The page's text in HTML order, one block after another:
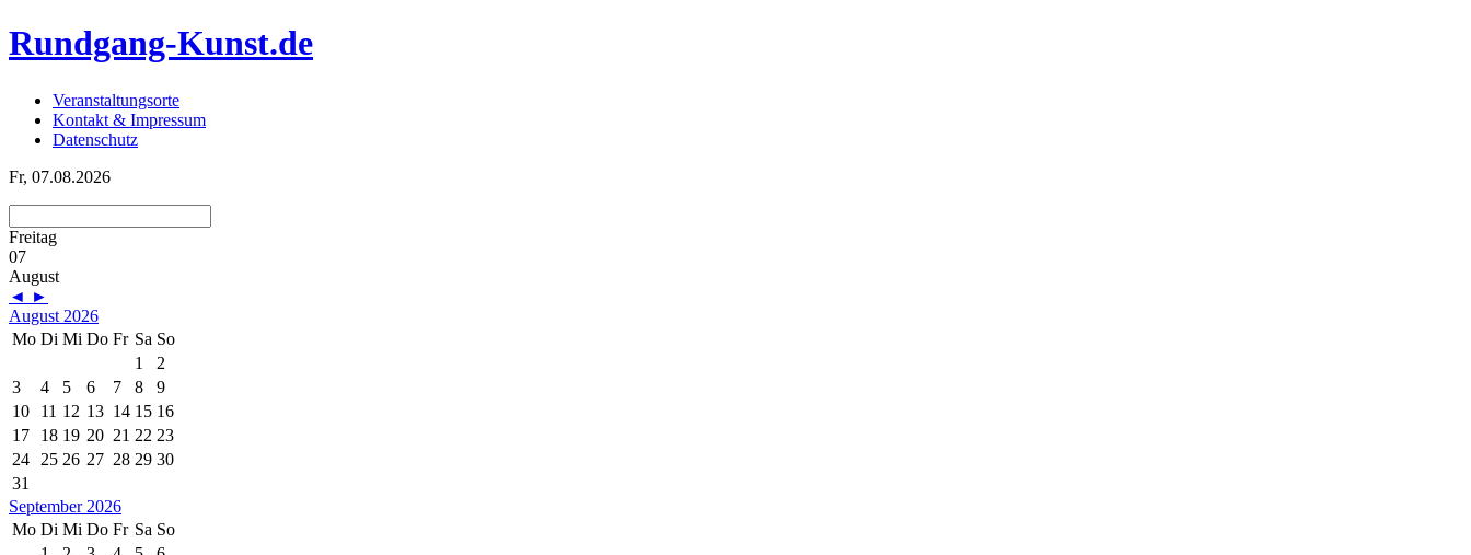
Rundgang-Kunst.de
Veranstaltungsorte
Kontakt & Impressum
Datenschutz
Fr, 07.08.2026
Freitag
07
August
◄ ►
August 2026
Mo Di Mi Do Fr Sa So
1
2
3
4 5 6 7 8
9
10
11 12 13 14 15 16
17
18 19 20 21 22 23
24 25 26 27 28 29 30
31
September 2026
Mo Di Mi Do Fr Sa So